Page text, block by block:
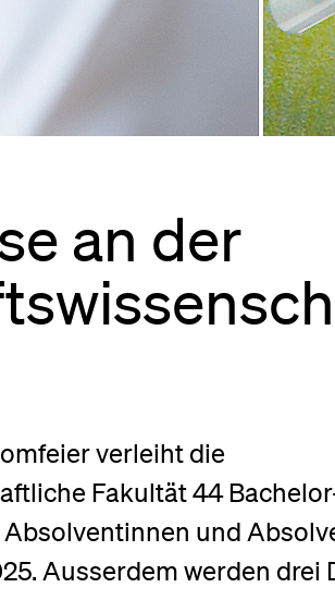
an der
verleiht die
Fakultät 44
und
Ausserdem werden drei
Anmeldung und